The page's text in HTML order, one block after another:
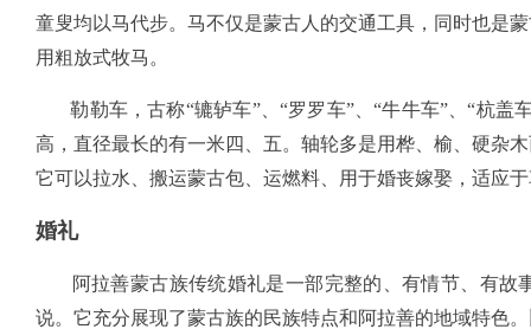
童叟均以马代步。马不仅是蒙古人的交通工具，同时也是
用粗放式牧马。
勒勒车，古称“辘轳车”、“罗罗车”、“牛牛车”、“杭盖
高，直径最长的有一米四、五。轴轮多是用桦、榆、硬杂
它可以拉水、搬运蒙古包、运燃料、用于婚丧嫁娶，适应
婚礼
阿拉善蒙古族传统婚礼是一部完整的、有情节、有故
说。它充分展现了蒙古族的民族特点和阿拉善的地域特色